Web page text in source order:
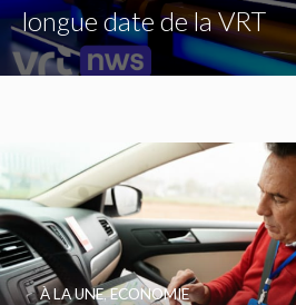
longue date de la VRT
À LA UNE,ECONOMIE